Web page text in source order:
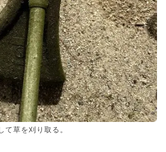
て草を刈り取る。